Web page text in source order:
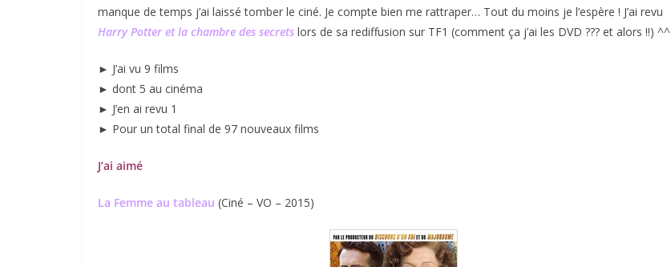
manque de temps j’ai laissé tomber le ciné. Je compte bien me rattraper… Tout du moins je l’espère ! J’ai revu
Harry Potter et la chambre des secrets lors de sa rediffusion sur TF1 (comment ça j’ai les DVD ??? et alors !!) ^^
► J’ai vu 9 films
► dont 5 au cinéma
► J’en ai revu 1
► Pour un total final de 97 nouveaux films
J’ai aimé
La Femme au tableau (Ciné – VO – 2015)